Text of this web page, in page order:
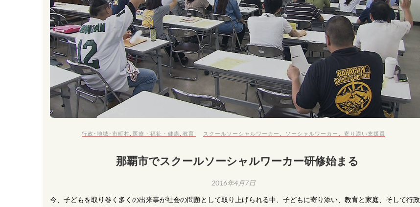
行政･地域･市町村 医療・福祉・健康 ,教育 スクールソーシャルワーカー ソーシャルワーカー 、寄り添い支援員
那覇市でスクールソーシャルワーカー研修始まる
2016年4月7日
今、子どもを取り巻く多くの出来事が社会の問題として取り上げられる中、子どもに寄り添い、教育と家庭、そして行政